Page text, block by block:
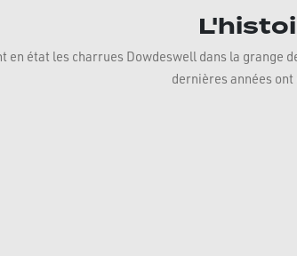
en état les charrues Dowdeswell dans la
dernières années